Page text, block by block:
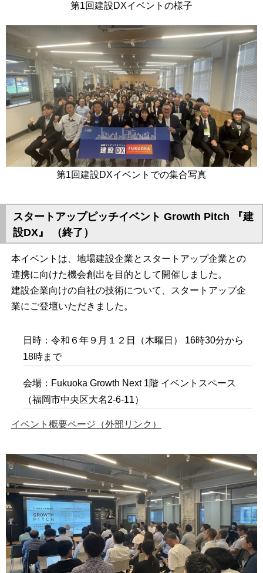
第1回建設DXイベントの様子
第1回建設DXイベントでの集合写真
スタートアップピッチイベント Growth Pitch 『建
設DX』 （終了）
本イベントは、地場建設企業とスタートアップ企業との
連携に向けた機会創出を目的として開催しました。
建設企業向けの自社の技術について、スタートアップ企
業にご登壇いただきました。
日時：令和６年９月１２日（木曜日） 16時30分から
18時まで
会場：Fukuoka Growth Next 1階 イベントスペース
（福岡市中央区大名2-6-11）
イベント概要ページ（外部リンク）